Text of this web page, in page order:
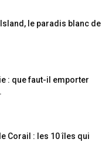
le paradis blanc de
: que faut-il emporter
Corail : les 10 îles qui